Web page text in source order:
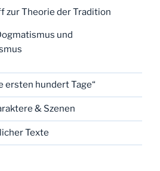
zur Theorie der Tradition
und
ersten hundert Tage“
& Szenen
Texte